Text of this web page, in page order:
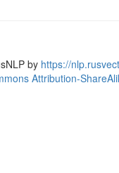
by https://
Attribution-